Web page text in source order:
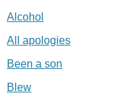
Alcohol
All apologies
Been a son
Blew